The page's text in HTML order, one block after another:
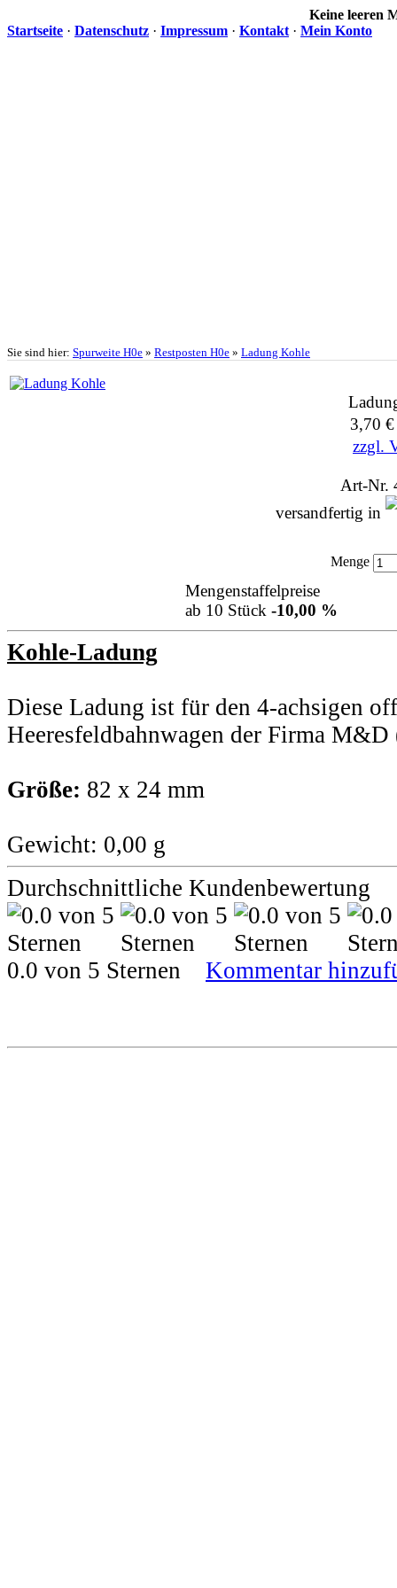
Keine leeren
Startseite · Datenschutz · Impressum · Kontakt · Mein Konto
Sie sind hier: Spurweite H0e » Restposten H0e » Ladung Kohle
3,70
zzgl.
Art-Nr.
versandfertig in
Menge
Mengenstaffelpreise
ab 10 Stück -10,00 %
Kohle-Ladung
Diese Ladung ist für den 4-achsigen
Heeresfeldbahnwagen der Firma
Größe: 82 x 24 mm
Gewicht: 0,00 g
Durchschnittliche Kundenbewertung
0.0 von 5 Sternen Kommentar